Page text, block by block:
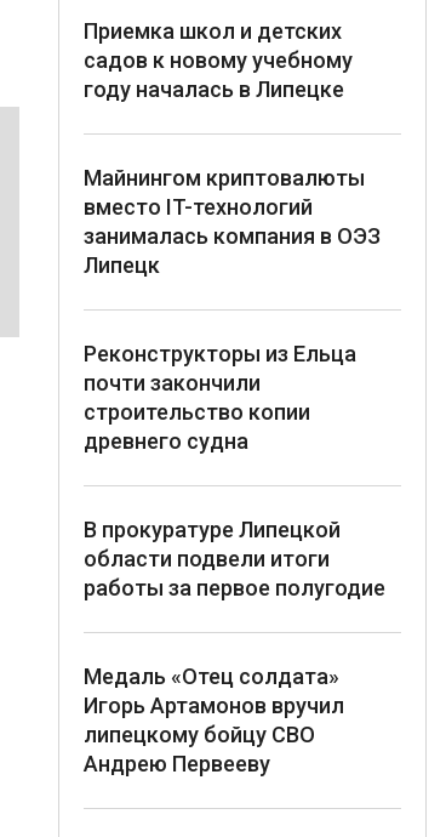
Приемка школ и детских
садов к новому учебному
году началась в Липецке
Майнингом криптовалюты
вместо IT-технологий
занималась компания в ОЭЗ
Липецк
Реконструкторы из Ельца
почти закончили
строительство копии
древнего судна
В прокуратуре Липецкой
области подвели итоги
работы за первое полугодие
Медаль «Отец солдата»
Игорь Артамонов вручил
липецкому бойцу СВО
Андрею Первееву